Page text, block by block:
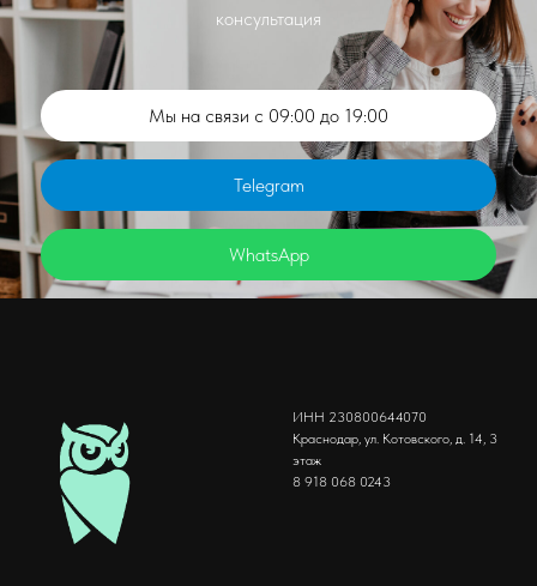
консультация
Мы на связи с 09:00 до 19:00
Telegram
WhatsApp
ИНН 230800644070
Краснодар, ул. Котовского, д. 14, 3
этаж
8 918 068 0243